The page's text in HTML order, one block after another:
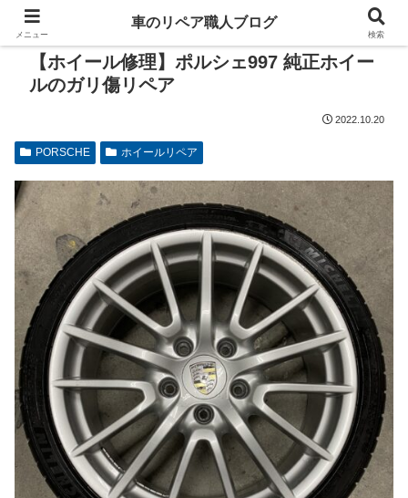
【ホイール修理】ポルシェ997 純正ホイー
ルのガリ傷リペア
2022.10.20
PORSCHE ホイールリペア
メニュー
車のリペア職人ブログ
検索